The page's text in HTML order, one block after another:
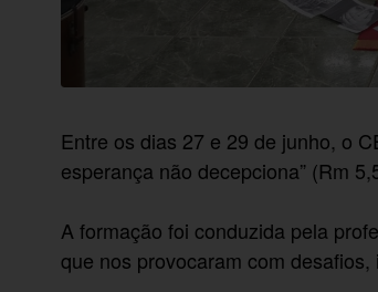
Entre os dias 27 e 29 de junho, o
esperança não decepciona” (Rm
A formação foi conduzida pela
que nos provocaram com